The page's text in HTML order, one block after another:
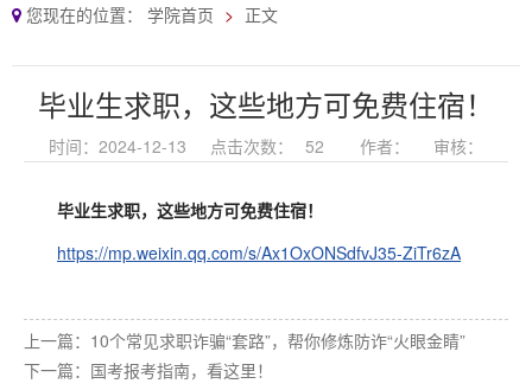
您现在的位置： 学院首页 正文
毕业生求职，这些地方可免费住宿！
时间：2024-12-13 点击次数： 52 作者： 审核：
毕业生求职，这些地方可免费住宿！
https://mp.weixin.qq.com/s/Ax1OxONSdfvJ35-ZiTr6zA
上一篇： 10个常见求职诈骗“套路”，帮你修炼防诈“火眼金睛”
下一篇： 国考报考指南，看这里！